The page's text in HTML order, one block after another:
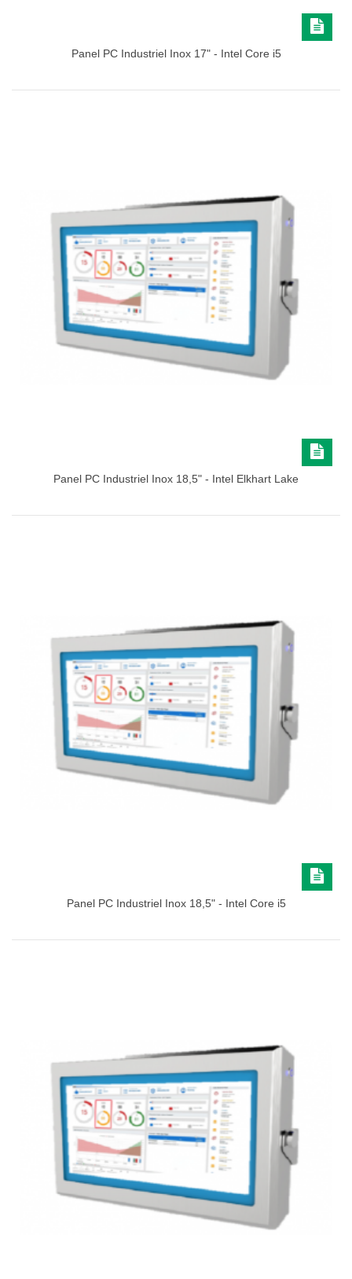
Panel PC Industriel Inox 17" - Intel Core i5
Panel PC Industriel Inox 18,5" - Intel Elkhart Lake
Panel PC Industriel Inox 18,5" - Intel Core i5